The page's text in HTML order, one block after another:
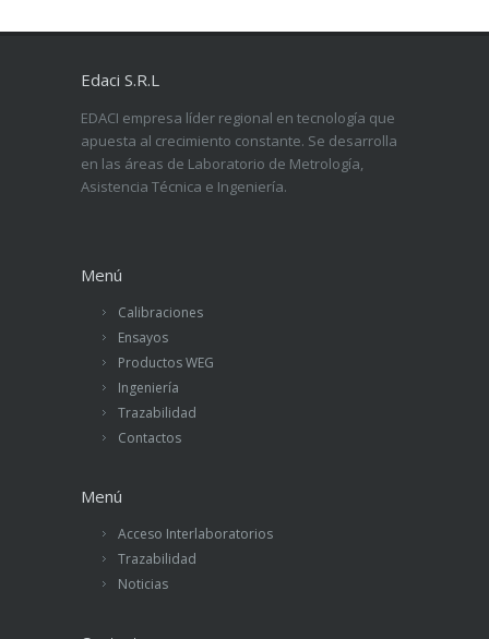
Edaci S.R.L
EDACI empresa líder regional en tecnología que
apuesta al crecimiento constante. Se desarrolla
en las áreas de Laboratorio de Metrología,
Asistencia Técnica e Ingeniería.
Menú
Calibraciones
Ensayos
Productos WEG
Ingeniería
Trazabilidad
Contactos
Menú
Acceso Interlaboratorios
Trazabilidad
Noticias